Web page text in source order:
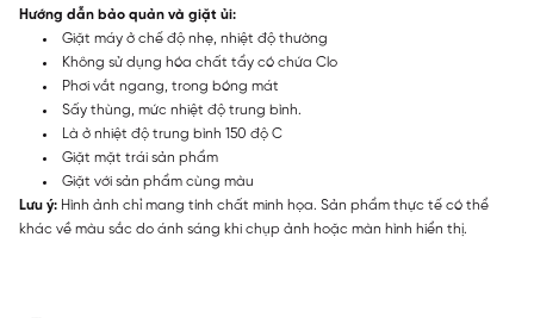
Hướng dẫn bảo quản và giặt ủi:
Giặt máy ở chế độ nhẹ, nhiệt độ thường
Không sử dụng hóa chất tẩy có chứa Clo
Phơi vắt ngang, trong bóng mát
Sấy thùng, mức nhiệt độ trung bình.
Là ở nhiệt độ trung bình 150 độ C
Giặt mặt trái sản phẩm
Giặt với sản phẩm cùng màu
Lưu ý: Hình ảnh chỉ mang tính chất minh họa. Sản phẩm thực tế có thể
khác về màu sắc do ánh sáng khi chụp ảnh hoặc màn hình hiển thị.